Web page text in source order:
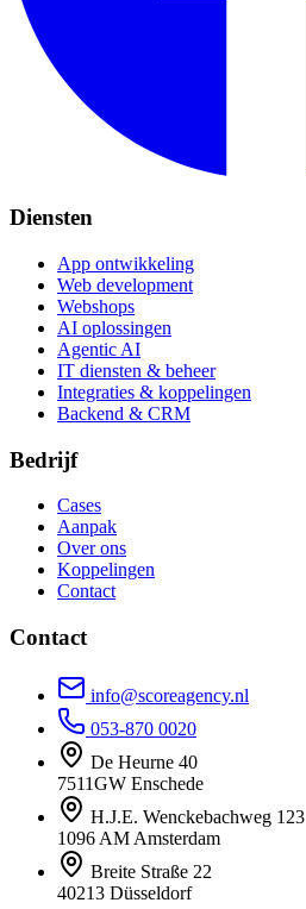
Diensten
App ontwikkeling
Web development
Webshops
AI oplossingen
Agentic AI
IT diensten & beheer
Integraties & koppelingen
Backend & CRM
Bedrijf
Cases
Aanpak
Over ons
Koppelingen
Contact
Contact
info@scoreagency.nl
053-870 0020
De Heurne 40
7511GW Enschede
H.J.E. Wenckebachweg 123
1096 AM Amsterdam
Breite Straße 22
40213 Düsseldorf